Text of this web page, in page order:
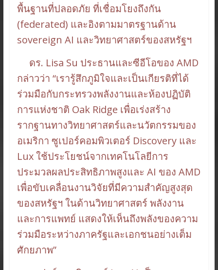
พื้นฐานที่ปลอดภัย ที่เชื่อมโยงถึงกัน
(federated) และอิงตามมาตรฐานด้าน
sovereign AI และวิทยาศาสตร์ของสหรัฐฯ
ดร. Lisa Su ประธานและซีอีโอของ AMD
กล่าวว่า “เรารู้สึกภูมิใจและเป็นเกียรติที่ได้
ร่วมมือกับกระทรวงพลังงานและห้องปฏิบัติ
การแห่งชาติ Oak Ridge เพื่อเร่งสร้าง
รากฐานทางวิทยาศาสตร์และนวัตกรรมของ
อเมริกา ซูเปอร์คอมพิวเตอร์ Discovery และ
Lux ใช้ประโยชน์จากเทคโนโลยีการ
ประมวลผลประสิทธิภาพสูงและ AI ของ AMD
เพื่อขับเคลื่อนงานวิจัยที่มีความสำคัญสูงสุด
ของสหรัฐฯ ในด้านวิทยาศาสตร์ พลังงาน
และการแพทย์ แสดงให้เห็นถึงพลังของความ
ร่วมมือระหว่างภาครัฐและเอกชนอย่างเต็ม
ศักยภาพ”